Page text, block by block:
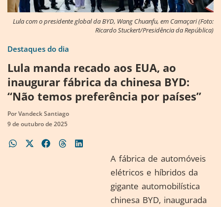
Lula com o presidente global da BYD, Wang Chuanfu, em Camaçari (Foto:
Ricardo Stuckert/Presidência da República)
Destaques do dia
Lula manda recado aos EUA, ao
inaugurar fábrica da chinesa BYD:
“Não temos preferência por países”
PorVandeck Santiago
9 de outubro de 2025
A fábrica de automóveis
elétricos e híbridos da
gigante automobilística
chinesa BYD, inaugurada